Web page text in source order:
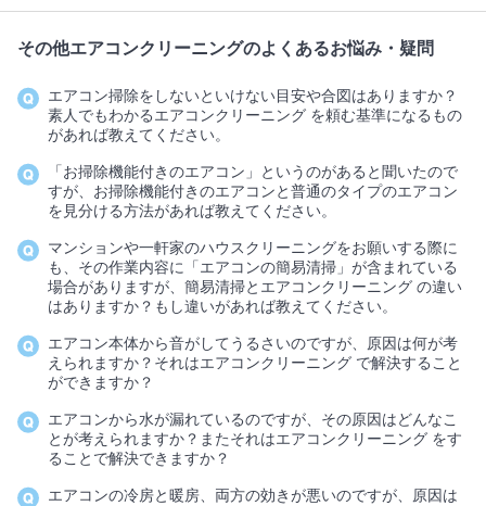
その他エアコンクリーニングのよくあるお悩み・疑問
エアコン掃除をしないといけない目安や合図はありますか？
素人でもわかるエアコンクリーニング を頼む基準になるもの
があれば教えてください。
「お掃除機能付きのエアコン」というのがあると聞いたので
すが、お掃除機能付きのエアコンと普通のタイプのエアコン
を見分ける方法があれば教えてください。
マンションや一軒家のハウスクリーニングをお願いする際に
も、その作業内容に「エアコンの簡易清掃」が含まれている
場合がありますが、簡易清掃とエアコンクリーニング の違い
はありますか？もし違いがあれば教えてください。
エアコン本体から音がしてうるさいのですが、原因は何が考
えられますか？それはエアコンクリーニング で解決すること
ができますか？
エアコンから水が漏れているのですが、その原因はどんなこ
とが考えられますか？またそれはエアコンクリーニング をす
ることで解決できますか？
エアコンの冷房と暖房、両方の効きが悪いのですが、原因は